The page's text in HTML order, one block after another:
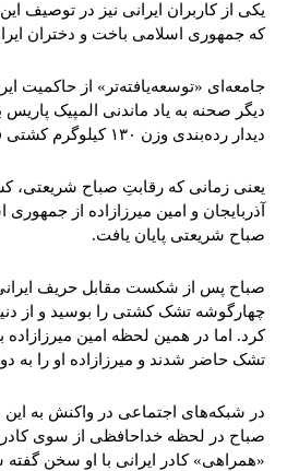
یکی از کاربران ایرانی نیز در توصیف
که جمهوری اسلامی باخت و دختران
جامعه‌ای «توسعه‌یافته‌تر» از حاکمیت
دیگر صحنه به یاد ماندنی المپیک پاریس
دیدار رده‌بندی وزن ۱۳۰ کیلوگرم کشتی فرنگی روی داد.
یعنی زمانی که رقابتِ صباح شریعتی،
آذربایجان و امین میرزازاده از
صباح شریعتی پایان یافت.
چهارگوشه تشک کشتی را بوسید و از
کرد. اما در همین لحظه امین
تشک حاضر شدند و میرزازاده او را به
در شبکه‌های اجتماعی در واکنش به
صباح در لحظه خداحافظی از سوی کادر
«همراهی» کادر ایرانی با او سخن